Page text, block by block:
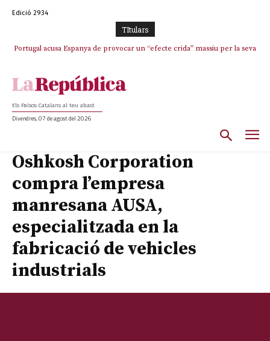
Edició 2934
TItulars
Portugal acusa Espanya de provocar un “efecte crida” massiu per la seva
Els Països Catalans al teu abast
Divendres, 07 de agost del 2026
Oshkosh Corporation
compra l’empresa
manresana AUSA,
especialitzada en la
fabricació de vehicles
industrials